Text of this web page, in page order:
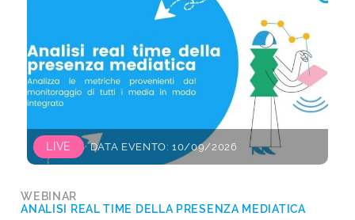
LIVE DATA EVENTO: 10/09/2026
WEBINAR
ANALISI REAL TIME DELLA PRESENZA MEDIATICA